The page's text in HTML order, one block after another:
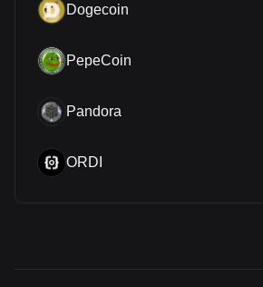
Dogecoin
PepeCoin
Pandora
ORDI